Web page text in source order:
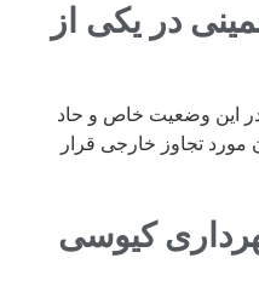
در یکی از
در این وضعیت خاص و حاد
تجاوز خارجی قرار
کیوسی